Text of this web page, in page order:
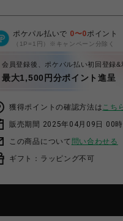
ポケパル払いで 0〜0ポイント
（1P=1円）※キャンペーン分除く
会員登録後、ポケパル払い初回登録&
最大1,500円分ポイント進呈
獲得ポイントの確認方法はこち
販売期間 2025年04月09日 00
この商品について 問い合わせる
ギフト：ラッピング不可